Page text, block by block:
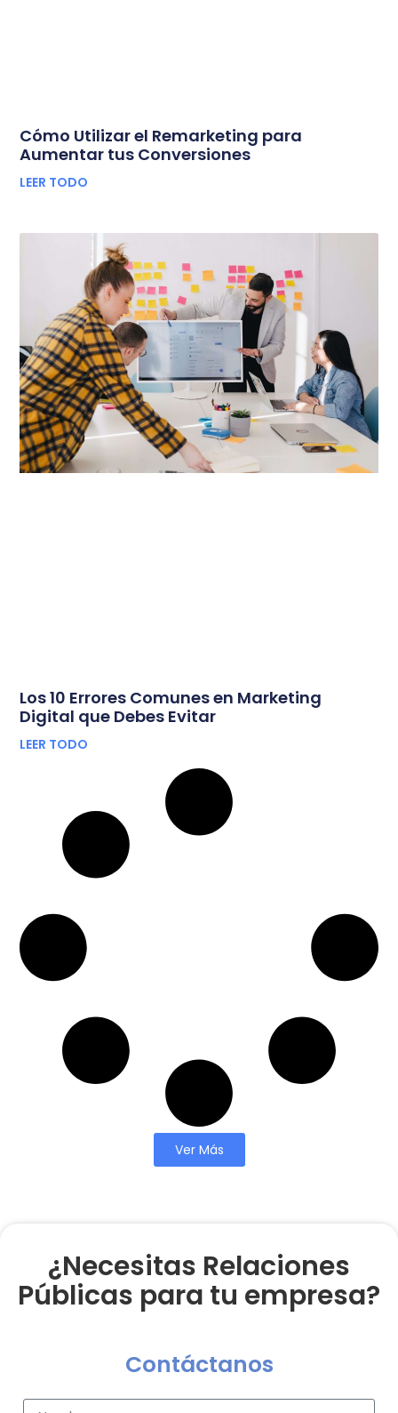
Cómo Utilizar el Remarketing para
Aumentar tus Conversiones
LEER TODO
Los 10 Errores Comunes en Marketing
Digital que Debes Evitar
LEER TODO
Ver Más
¿Necesitas Relaciones
Públicas para tu empresa?
Contáctanos